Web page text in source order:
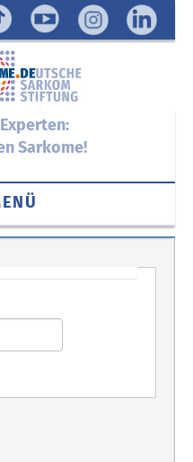
Sarkome!